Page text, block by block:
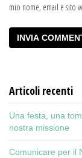
mio nome, email e sito
Articoli recenti
Una festa, una
nostra missione
Comunicare per il